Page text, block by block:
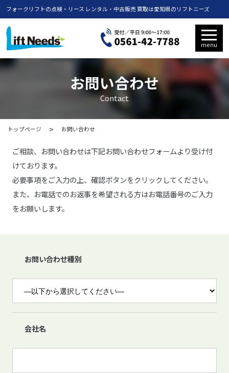
フォークリフトの点検・リース レンタル・中古販売 買取は愛知県のリフトニーズ
menu
お問い合わせ
Contact
トップページ お問い合わせ
ご相談、お問い合わせは下記お問い合わせフォームより受け付
けております。
必要事項をご入力の上、確認ボタンをクリックしてください。
また、お電話でのお返事を希望される方はお電話番号のご入力
をお願いします。
お問い合わせ種別
会社名